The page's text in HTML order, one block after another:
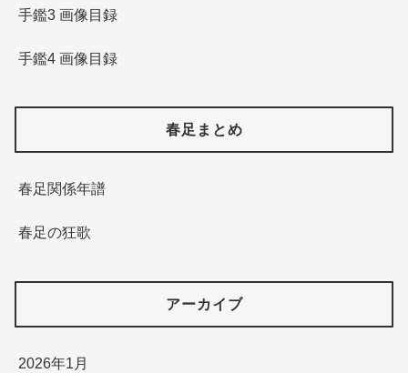
手鑑3 画像目録
手鑑4 画像目録
春足まとめ
春足関係年譜
春足の狂歌
アーカイブ
2026年1月